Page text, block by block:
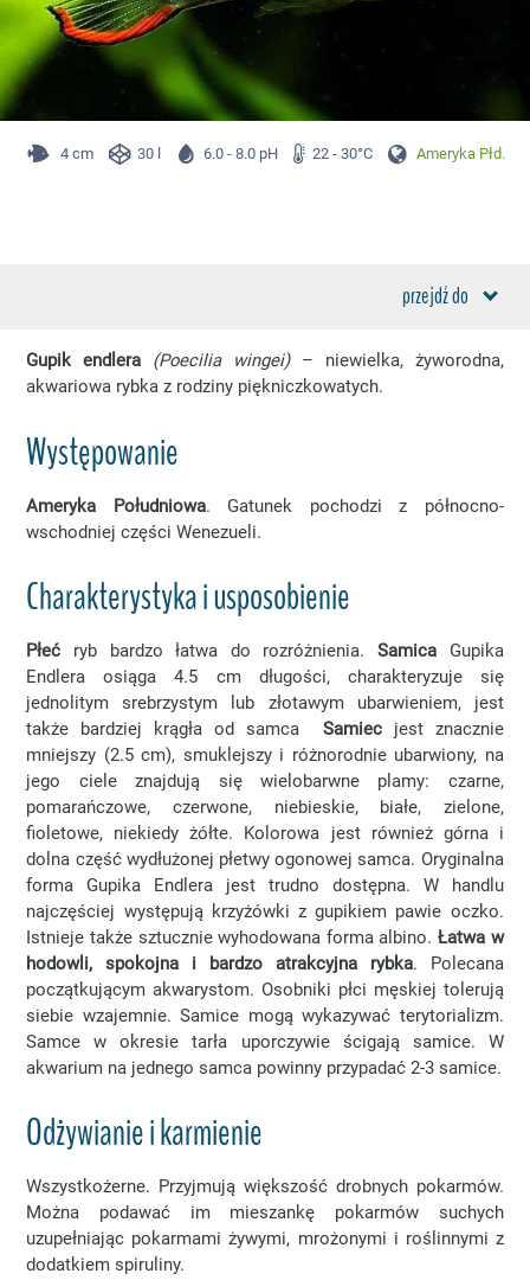
4 cm 30 l 6.0 - 8.0 pH 22 - 30°C Ameryka Płd.
przejdź do
Gupik endlera (Poecilia wingei)– niewielka, żyworodna,
akwariowa rybka z rodziny piękniczkowatych.
Występowanie
Ameryka Południowa. Gatunek pochodzi z północno-
wschodniej części Wenezueli.
Charakterystyka i usposobienie
Płeć ryb bardzo łatwa do rozróżnienia. Samica Gupika
Endlera osiąga 4.5 cm długości, charakteryzuje się
jednolitym srebrzystym lub złotawym ubarwieniem, jest
także bardziej krągła od samca Samiecjest znacznie
mniejszy (2.5 cm), smuklejszy i różnorodnie ubarwiony, na
jego ciele znajdują się wielobarwne plamy: czarne,
pomarańczowe, czerwone, niebieskie, białe, zielone,
fioletowe, niekiedy żółte. Kolorowa jest również górna i
dolna część wydłużonej płetwy ogonowej samca. Oryginalna
forma Gupika Endlera jest trudno dostępna. W handlu
najczęściej występują krzyżówki z gupikiem pawie oczko.
Istnieje także sztucznie wyhodowana forma albino.Łatwa w
hodowli, spokojna i bardzo atrakcyjna rybka. Polecana
początkującym akwarystom. Osobniki płci męskiej tolerują
siebie wzajemnie. Samice mogą wykazywać terytorializm.
Samce w okresie tarła uporczywie ścigają samice. W
akwarium na jednego samca powinny przypadać 2-3 samice.
Odżywianie i karmienie
Wszystkożerne. Przyjmują większość drobnych pokarmów.
Można podawać im mieszankę pokarmów suchych
uzupełniając pokarmami żywymi, mrożonymi i roślinnymi z
dodatkiem spiruliny.